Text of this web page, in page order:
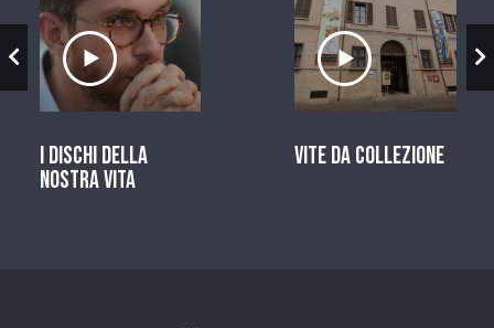
Ascolta il servizio
I dischi della
nostra vita
Ascolta il
Vite da Collezione